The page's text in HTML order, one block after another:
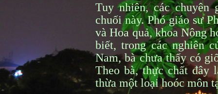
Tuy nhiên, các chuyên
chuối này. Phó giáo sư
và Hoa quả, khoa Nông
biết, trong các nghiên
Nam, bà chưa thấy có
Theo bà, thực chất đây
thừa một loại hoóc môn